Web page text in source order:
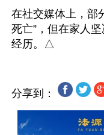
在社交媒体上，部
死亡”，但在家人坚
分享到：